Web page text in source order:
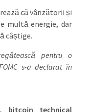
că vânzătorii și
multă energie, dar
câștige.
pentru o
s-a declarat în